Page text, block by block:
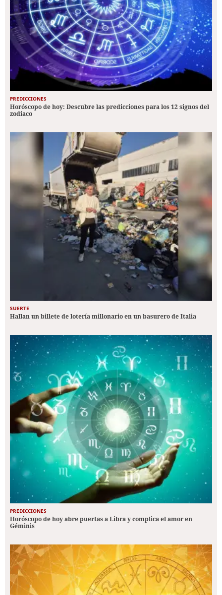
PREDICCIONES
Horóscopo de hoy: Descubre las predicciones para los 12 signos del
zodiaco
SUERTE
Hallan un billete de lotería millonario en un basurero de Italia
PREDICCIONES
Horóscopo de hoy abre puertas a Libra y complica el amor en
Géminis